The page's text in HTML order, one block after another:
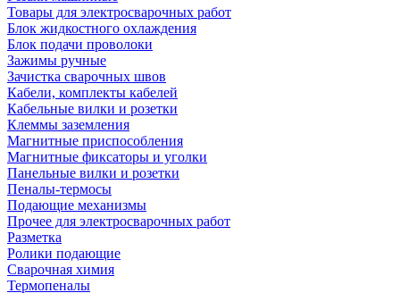
Товары для электросварочных работ
Блок жидкостного охлаждения
Блок подачи проволоки
Зажимы ручные
Зачистка сварочных швов
Кабели, комплекты кабелей
Кабельные вилки и розетки
Клеммы заземления
Магнитные приспособления
Магнитные фиксаторы и уголки
Панельные вилки и розетки
Пеналы-термосы
Подающие механизмы
Прочее для электросварочных работ
Разметка
Ролики подающие
Сварочная химия
Термопеналы